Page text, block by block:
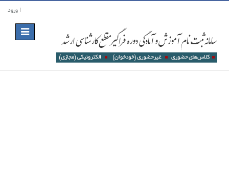
ورود
Toggle
navigation